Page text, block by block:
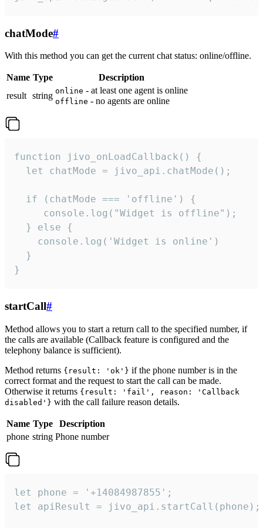
chatMode#
With this method you can get the current chat status: online/offline.
Name Type
Description
result string online - at least one agent is online
offline - no agents are online
function jivo_onLoadCallback() {
  let chatMode = jivo_api.chatMode();
  if (chatMode === 'offline') {
     console.log("Widget is offline");
  } else {
    console.log('Widget is online')
  }
}
startCall#
Method allows you to start a return call to the specified number, if
the calls are available (Callback feature is configured and the
telephony balance is sufficient).
Method returns {result: 'ok'} if the phone number is in the
correct format and the request to start the call can be made.
Otherwise it returns {result: 'fail', reason: 'Callback
disabled'} with the call failure reason details.
Name Type
Description
phone string Phone number
let phone = '+14084987855';
let apiResult = jivo_api.startCall(phone);